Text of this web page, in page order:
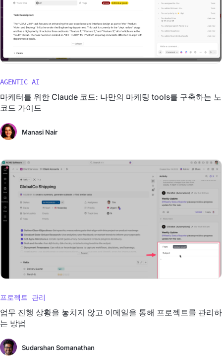
AGENTIC AI
마케터를 위한 Claude 코드: 나만의 마케팅 tools를 구축하는 노
코드 가이드
Manasi Nair
프로젝트 관리
업무 진행 상황을 놓치지 않고 이메일을 통해 프로젝트를 관리하
는 방법
Sudarshan Somanathan